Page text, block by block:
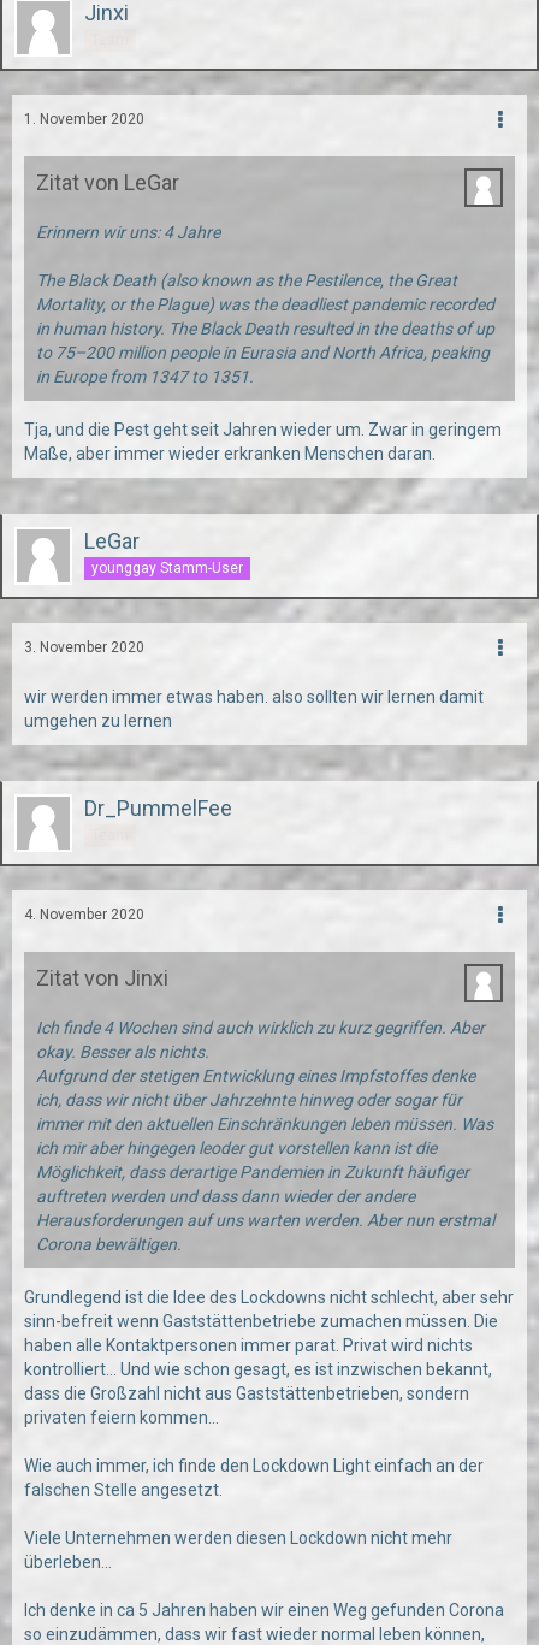
Jinxi
1. November 2020
Zitat von LeGar
Erinnern wir uns: 4 Jahre
The Black Death (also known as the Pestilence, the Great
Mortality, or the Plague) was the deadliest pandemic recorded
in human history. The Black Death resulted in the deaths of up
to 75–200 million people in Eurasia and North Africa, peaking
in Europe from 1347 to 1351.
Tja, und die Pest geht seit Jahren wieder um. Zwar in geringem
Maße, aber immer wieder erkranken Menschen daran.
LeGar
younggay Stamm-User
3. November 2020
wir werden immer etwas haben. also sollten wir lernen damit
umgehen zu lernen
Dr_PummelFee
4. November 2020
Zitat von Jinxi
Ich finde 4 Wochen sind auch wirklich zu kurz gegriffen. Aber
okay. Besser als nichts.
Aufgrund der stetigen Entwicklung eines Impfstoffes denke
ich, dass wir nicht über Jahrzehnte hinweg oder sogar für
immer mit den aktuellen Einschränkungen leben müssen. Was
ich mir aber hingegen leoder gut vorstellen kann ist die
Möglichkeit, dass derartige Pandemien in Zukunft häufiger
auftreten werden und dass dann wieder der andere
Herausforderungen auf uns warten werden. Aber nun erstmal
Corona bewältigen.
Grundlegend ist die Idee des Lockdowns nicht schlecht, aber sehr
sinn-befreit wenn Gaststättenbetriebe zumachen müssen. Die
haben alle Kontaktpersonen immer parat. Privat wird nichts
kontrolliert... Und wie schon gesagt, es ist inzwischen bekannt,
dass die Großzahl nicht aus Gaststättenbetrieben, sondern
privaten feiern kommen...
Wie auch immer, ich finde den Lockdown Light einfach an der
falschen Stelle angesetzt.
Viele Unternehmen werden diesen Lockdown nicht mehr
überleben...
Ich denke in ca 5 Jahren haben wir einen Weg gefunden Corona
so einzudämmen, dass wir fast wieder normal leben können,